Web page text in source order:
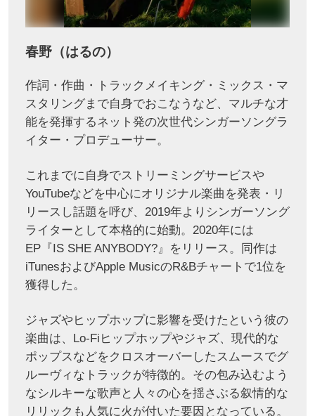
春野（はるの）
作詞・作曲・トラックメイキング・ミックス・マ
スタリングまで自身でおこなうなど、マルチな才
能を発揮するネット発の次世代シンガーソングラ
イター・プロデューサー。
これまでに自身でストリーミングサービスや
YouTubeなどを中心にオリジナル楽曲を発表・リ
リースし話題を呼び、2019年よりシンガーソング
ライターとして本格的に始動。2020年には
EP『IS SHE ANYBODY?』をリリース。同作は
iTunesおよびApple MusicのR&Bチャートで1位を
獲得した。
ジャズやヒップホップに影響を受けたという彼の
楽曲は、Lo-Fiヒップホップやジャズ、現代的な
ポップスなどをクロスオーバーしたスムースでグ
ルーヴィなトラックが特徴的。その包み込むよう
なシルキーな歌声と人々の心を揺さぶる叙情的な
リリックも人気に火が付いた要因となっている。